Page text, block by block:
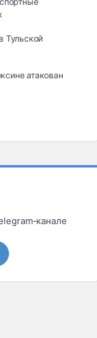
Тульской
атакован